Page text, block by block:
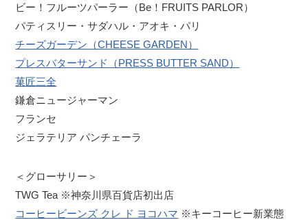
ビー！フルーツパーラー（Be！FRUITS PARLOR）
パティスリー・サダハル・アオキ・パリ
チーズガーデン（CHEESE GARDEN）
プレスバターサンド（PRESS BUTTER SAND）
菓匠三全
鎌倉ニュージャーマン
フランセ
ジェラテリア パンチェーラ
＜グローサリー＞
TWG Tea ※神奈川県百貨店初出店
コーヒービーンズ クレ ド ヨコハマ ※キーコーヒー新業態